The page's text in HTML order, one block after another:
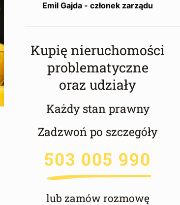
Emil Gajda - członek zarządu
Kupię nieruchomości
problematyczne
oraz udziały
Każdy stan prawny
Zadzwoń po szczegóły
503 005 990
lub zamów rozmowę